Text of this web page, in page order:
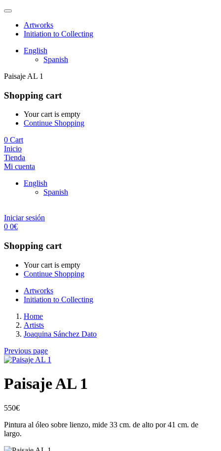
Artworks
Initiation to Collecting
English
Spanish
Paisaje AL 1
Shopping cart
Your cart is empty
Continue Shopping
0 Cart
Inicio
Tienda
Mi cuenta
English
Spanish
Iniciar sesión
0 0€
Shopping cart
Your cart is empty
Continue Shopping
Artworks
Initiation to Collecting
Home
Artists
Joaquina Sánchez Dato
Previous page
Paisaje AL 1
550€
Pintura al óleo sobre lienzo, mide 33 cm. de alto por 41 cm. de
largo.